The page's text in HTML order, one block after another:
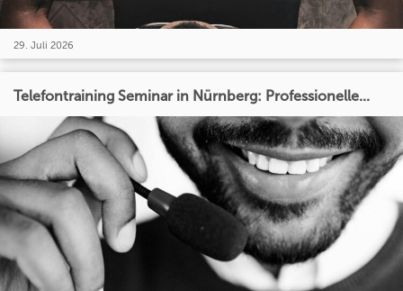
29. Juli 2026
Telefontraining Seminar in Nürnberg: Professionelle...